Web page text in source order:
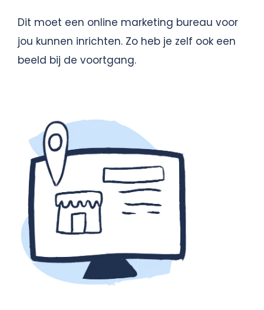
Dit moet een online marketing bureau voor
jou kunnen inrichten. Zo heb je zelf ook een
beeld bij de voortgang.